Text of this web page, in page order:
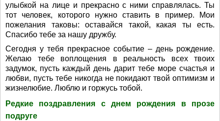
улыбкой на лице и прекрасно с ними справлялась. Ты
тот человек, которого нужно ставить в пример. Мои
пожелания таковы: оставайся такой, какая ты есть.
Спасибо тебе за нашу дружбу.
Сегодня у тебя прекрасное событие – день рождение.
Желаю тебе воплощения в реальность всех твоих
задумок, пусть каждый день дарит тебе море счастья и
любви, пусть тебе никогда не покидают твой оптимизм и
жизнелюбие. Люблю и горжусь тобой.
Редкие поздравления с днем рождения в прозе
подруге